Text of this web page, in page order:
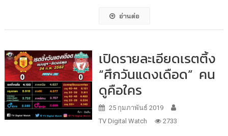
อ่านต่อ
เปิดรายละเอียดเรตติ้ง
“ศึกวันแดงเดือด” คน
ดูคือใคร
25 กุมภาพันธ์ 2019
TV Digital Watch
2733